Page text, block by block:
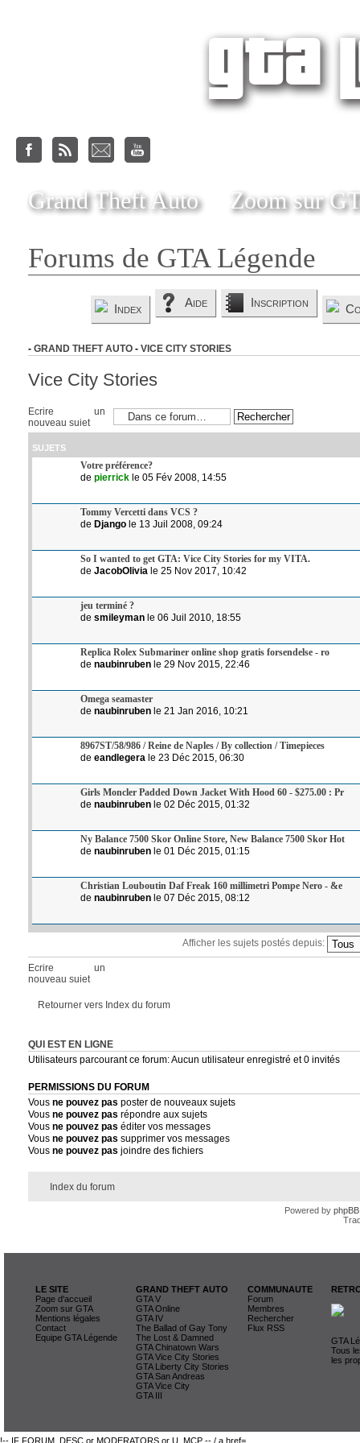
Grand Theft Auto Zoom sur
Forums de GTA Légende
Index Aide Inscription
- GRAND THEFT AUTO - VICE CITY STORIES
Vice City Stories
Ecrire un
nouveau sujet
SUJETS
Votre préférence?
de pierrickle 05 Fév 2008, 14:55
Tommy Vercetti dans VCS ?
de Djangole 13 Juil 2008, 09:24
So I wanted to get GTA: Vice City Stories for my VITA.
de JacobOlivia le 25 Nov 2017, 10:42
jeu terminé ?
de smileymanle 06 Juil 2010, 18:55
Replica Rolex Submariner online shop gratis forsendelse - ro
de naubinrubenle 29 Nov 2015, 22:46
Omega seamaster
de naubinrubenle 21 Jan 2016, 10:21
8967ST/58/986 / Reine de Naples / By collection / Timepieces
de eandlegera le 23 Déc 2015, 06:30
Girls Moncler Padded Down Jacket With Hood 60 - $275.00 : Pr
de naubinrubenle 02 Déc 2015, 01:32
Ny Balance 7500 Skor Online Store, New Balance 7500 Skor Hot
de naubinrubenle 01 Déc 2015, 01:15
Christian Louboutin Daf Freak 160 millimetri Pompe Nero - &e
de naubinrubenle 07 Déc 2015, 08:12
Afficher les sujets postés depuis:
Ecrire un
nouveau sujet
Retourner vers Index du forum
QUI EST EN LIGNE
Utilisateurs parcourant ce forum: Aucun utilisateur enregistré et 0 invités
PERMISSIONS DU FORUM
Vous ne pouvez pas poster de nouveaux sujets
Vous ne pouvez pas répondre aux sujets
Vous ne pouvez pas éditer vos messages
Vous ne pouvez pas supprimer vos messages
Vous ne pouvez pas joindre des fichiers
Index du forum
Powered by phpBB
LE SITE
Page d'accueil
Zoom sur GTA
Mentions légales
Contact
Equipe GTA Légende
GRAND THEFT AUTO
GTA V
GTA Online
GTA IV
The Ballad of Gay Tony
The Lost & Damned
GTA Chinatown Wars
GTA Vice City Stories
GTA Liberty City Stories
GTA San Andreas
GTA Vice City
GTA III
COMMUNAUTE
Forum
Membres
Rechercher
Flux RSS
GTA
Tous
les
!-- IF FORUM_DESC or MODERATORS or U_MCP -- / a href=